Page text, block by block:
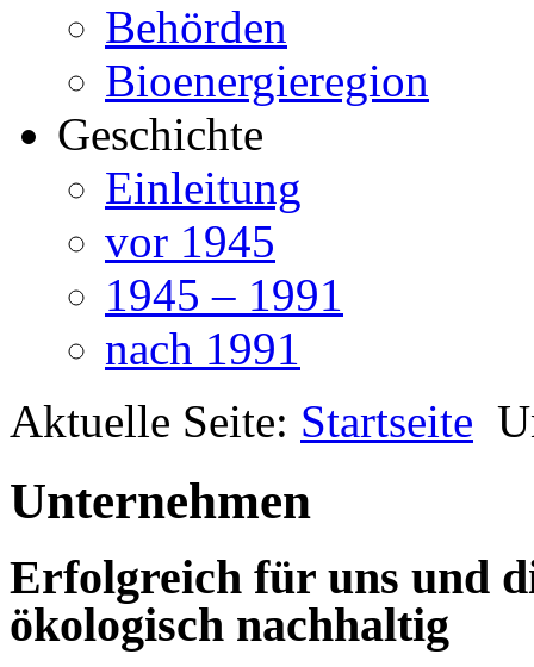
Behörden
Bioenergieregion
Geschichte
Einleitung
vor 1945
1945 – 1991
nach 1991
Aktuelle Seite: Startseite
Unternehmen
Erfolgreich für uns und
ökologisch nachhaltig